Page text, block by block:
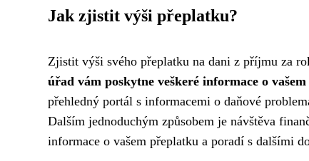
Jak zjistit výši přeplatku?
Zjistit výši svého přeplatku na dani z příjmu za
úřad vám poskytne veškeré informace o
přehledný portál s informacemi o daňové
Dalším jednoduchým způsobem je návštěva
informace o vašem přeplatku a poradí s dalšími